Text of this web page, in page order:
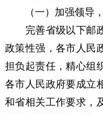
（一）加强领导，
完善省级以下邮政
政策性强，各市人民
担负起责任，精心组
各市人民政府要成立
和省相关工作要求，